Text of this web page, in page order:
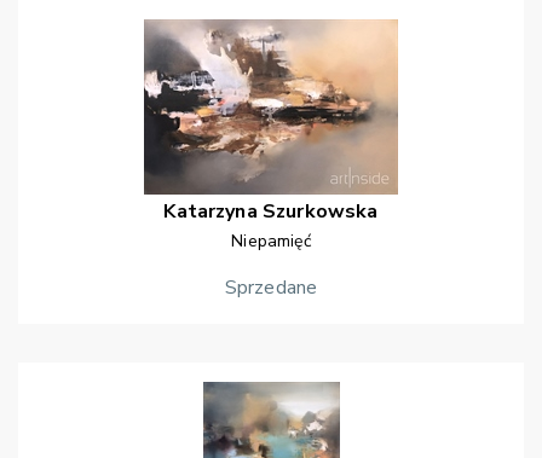
Katarzyna Szurkowska
Niepamięć
Sprzedane